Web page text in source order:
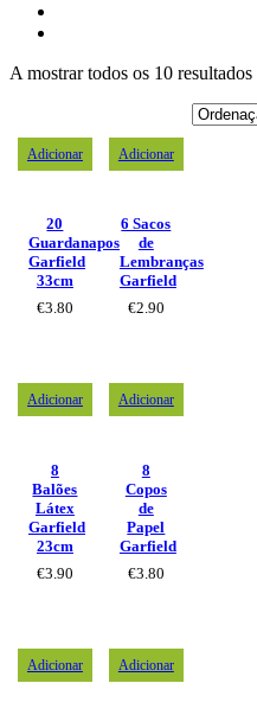
A mostrar todos os 10 resultados
Adicionar
20
Guardanapos
Garfield
33cm
€3.80
Adicionar
6 Sacos
de
Lembranças
Garfield
€2.90
Adicionar
8
Balões
Látex
Garfield
23cm
€3.90
Adicionar
8
Copos
de
Papel
Garfield
€3.80
Adicionar Adicionar